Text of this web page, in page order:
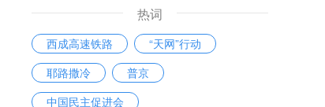
热词
西成高速铁路
“天网”行动
耶路撒冷
普京
中国民主促进会